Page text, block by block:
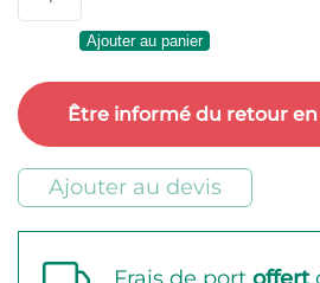
de
Spirax
S4
TX
10W-
Ajouter au panier
Être informé du retour
Ajouter au devis